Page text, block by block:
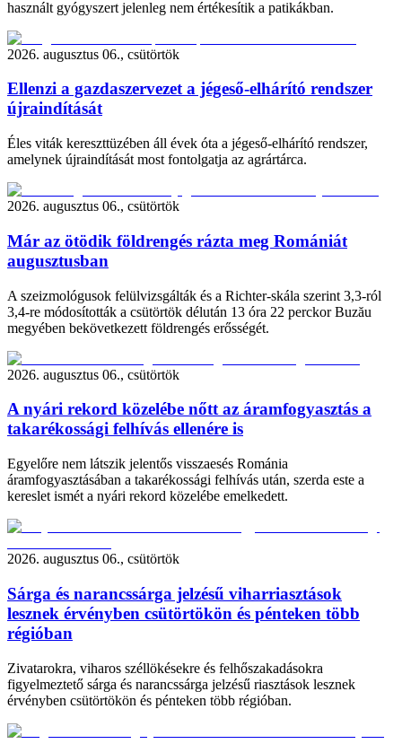
használt gyógyszert jelenleg nem értékesítik a patikákban.
2026. augusztus 06., csütörtök
Ellenzi a gazdaszervezet a jégeső-elhárító rendszer
újraindítását
Éles viták kereszttüzében áll évek óta a jégeső-elhárító rendszer,
amelynek újraindítását most fontolgatja az agrártárca.
2026. augusztus 06., csütörtök
Már az ötödik földrengés rázta meg Romániát
augusztusban
A szeizmológusok felülvizsgálták és a Richter-skála szerint 3,3-ról
3,4-re módosították a csütörtök délután 13 óra 22 perckor Buzău
megyében bekövetkezett földrengés erősségét.
2026. augusztus 06., csütörtök
A nyári rekord közelébe nőtt az áramfogyasztás a
takarékossági felhívás ellenére is
Egyelőre nem látszik jelentős visszaesés Románia
áramfogyasztásában a takarékossági felhívás után, szerda este a
kereslet ismét a nyári rekord közelébe emelkedett.
2026. augusztus 06., csütörtök
Sárga és narancssárga jelzésű viharriasztások
lesznek érvényben csütörtökön és pénteken több
régióban
Zivatarokra, viharos széllökésekre és felhőszakadásokra
figyelmeztető sárga és narancssárga jelzésű riasztások lesznek
érvényben csütörtökön és pénteken több régióban.